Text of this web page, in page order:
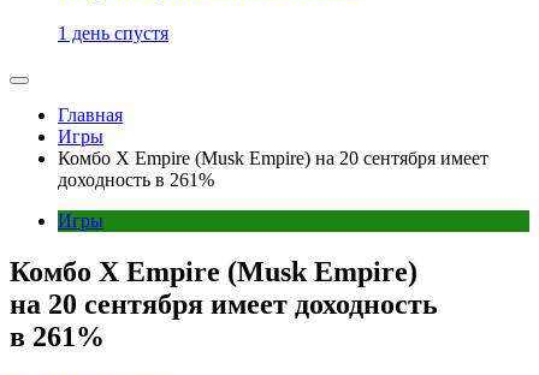
1 день спустя
Главная
Игры
Комбо X Empire (Musk Empire) на 20 сентября имеет
доходность в 261%
Игры
Комбо X Empire (Musk Empire)
на 20 сентября имеет доходность
в 261%